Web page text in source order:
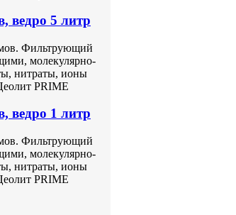
ведро 5 литр
Фильтрующий
молекулярно-
нитраты, ионы
PRIME
ведро 1 литр
Фильтрующий
молекулярно-
нитраты, ионы
PRIME